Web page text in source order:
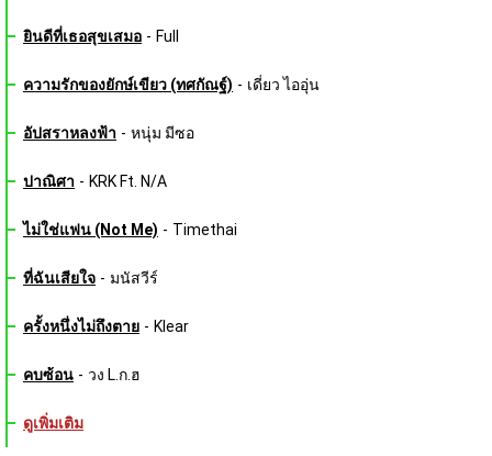
ยินดีที่เธอสุขเสมอ - Full
ความรักของยักษ์เขียว (ทศกัณฐ์) - เดี่ยว ไออุ่น
อัปสราหลงฟ้า - หนุ่ม มีซอ
ปาณิศา - KRK Ft. N/A
ไม่ใช่แฟน (Not Me) - Timethai
ที่ฉันเสียใจ - มนัสวีร์
ครั้งหนึ่งไม่ถึงตาย - Klear
คบซ้อน - วง L.ก.ฮ
ดูเพิ่มเติม